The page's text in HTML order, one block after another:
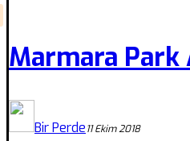
Marmara Park
Bir Perde11 Ekim 2018